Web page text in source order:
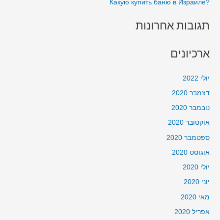
?Какую купить баню в Израиле
תגובות אחרונות
ארכיונים
יולי 2022
דצמבר 2020
נובמבר 2020
אוקטובר 2020
ספטמבר 2020
אוגוסט 2020
יולי 2020
יוני 2020
מאי 2020
אפריל 2020